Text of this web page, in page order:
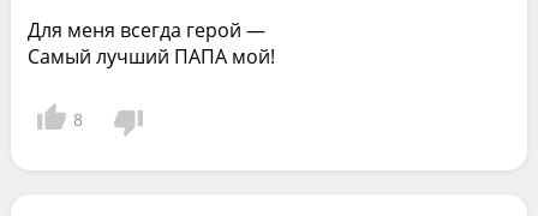
Для меня всегда герой —
Самый лучший ПАПА мой!
8